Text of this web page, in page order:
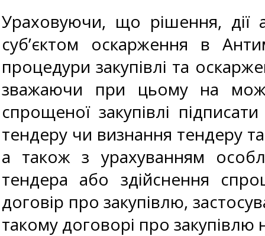
Ураховуючи, що рішення, дії
суб’єктом оскарження в
процедури закупівлі та
зважаючи при цьому на
спрощеної закупівлі
тендеру чи визнання тендеру
а також з урахуванням
тендера або здійснення
договір про закупівлю,
такому договорі про